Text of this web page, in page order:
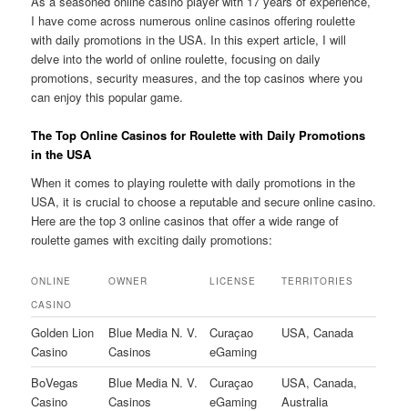
I have come across numerous online casinos offering roulette
with daily promotions in the USA. In this expert article, I will
delve into the world of online roulette, focusing on daily
promotions, security measures, and the top casinos where you
can enjoy this popular game.
The Top Online Casinos for Roulette with Daily Promotions
in the USA
When it comes to playing roulette with daily promotions in the
USA, it is crucial to choose a reputable and secure online casino.
Here are the top 3 online casinos that offer a wide range of
roulette games with exciting daily promotions:
ONLINE
CASINO
OWNER LICENSE TERRITORIES
Golden Lion
Casino
Blue Media N. V.
Casinos
Curaçao
eGaming
USA, Canada
BoVegas
Casino
Blue Media N. V.
Casinos
Curaçao
eGaming
USA, Canada,
Australia